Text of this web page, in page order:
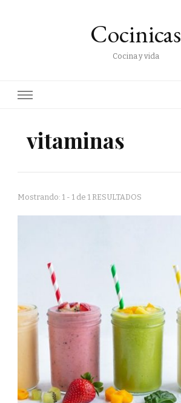
Cocinicas
Cocina y vida
vitaminas
Mostrando: 1 - 1 de 1 RESULTADOS